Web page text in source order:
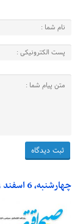
چهارشنبه، 6 اسفند 1404